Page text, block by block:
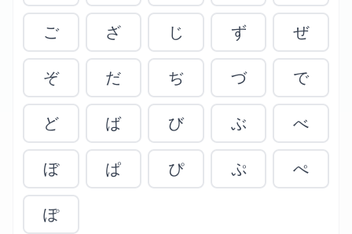
ご ざ じ ず ぜ
ぞ だ ぢ づ で
ど ば び ぶ べ
ぼ ぱ ぴ ぷ ぺ
ぽ